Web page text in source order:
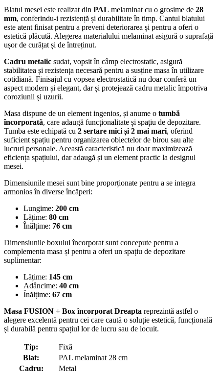
Blatul mesei este realizat din PAL melaminat cu o grosime de 28
mm, conferindu-i rezistență și durabilitate în timp. Cantul blatului
este atent finisat pentru a preveni deteriorarea și pentru a oferi o
estetică plăcută. Alegerea materialului melaminat asigură o suprafață
ușor de curățat și de întreținut.
Cadru metalic sudat, vopsit în câmp electrostatic, asigură
stabilitatea și rezistența necesară pentru a susține masa în utilizare
cotidiană. Finisajul cu vopsea electrostatică nu doar conferă un
aspect modern și elegant, dar și protejează cadru metalic împotriva
coroziunii și uzurii.
Masa dispune de un element ingenios, și anume o tumbă
încorporată, care adaugă funcționalitate și spațiu de depozitare.
Tumba este echipată cu 2 sertare mici și 2 mai mari, oferind
suficient spațiu pentru organizarea obiectelor de birou sau alte
lucruri personale. Această caracteristică nu doar maximizează
eficiența spațiului, dar adaugă și un element practic la designul
mesei.
Dimensiunile mesei sunt bine proporționate pentru a se integra
armonios în diverse încăperi:
Lungime: 200 cm
Lățime: 80 cm
Înălțime: 76 cm
Dimensiunile boxului încorporat sunt concepute pentru a
complementa masa și pentru a oferi un spațiu de depozitare
suplimentar:
Lățime: 145 cm
Adâncime: 40 cm
Înălțime: 67 cm
Masa FUSION + Box încorporat Dreapta reprezintă astfel o
alegere excelentă pentru cei care caută o soluție estetică, funcțională
și durabilă pentru spațiul lor de lucru sau de locuit.
Tip:
Fixă
Blat:
PAL melaminat 28 cm
Cadru:
Metal